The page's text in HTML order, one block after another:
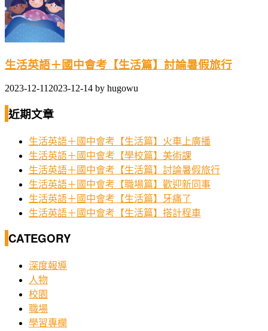
生活英語＋國中會考【生活篇】討論暑假旅行
2023-12-11 2023-12-14 by hugowu
近期文章
生活英語＋國中會考【生活篇】火車上廣播
生活英語＋國中會考【學校篇】美術課
生活英語＋國中會考【生活篇】討論暑假旅行
生活英語＋國中會考【職場篇】歡迎新同事
生活英語＋國中會考【生活篇】牙痛了
生活英語＋國中會考【生活篇】搭計程車
CATEGORY
深度報導
人物
校園
職場
學習專欄